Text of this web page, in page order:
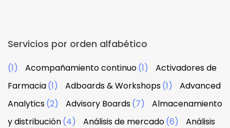
Servicios por orden alfabético
(1) Acompañamiento continuo(1)
Activadores de
Farmacia(1) Adboards & Workshops(1)
Advanced
Analytics(2) Advisory Boards(7)
Almacenamiento
y distribución(4) Análisis de mercado(6)
Análisis